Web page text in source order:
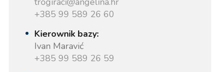
+385 99 589 26 60
Kierownik bazy:
Ivan Maravić
+385 99 589 26 59